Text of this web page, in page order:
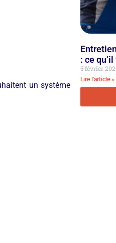
un système
: ce
5 février
Lire l'article »